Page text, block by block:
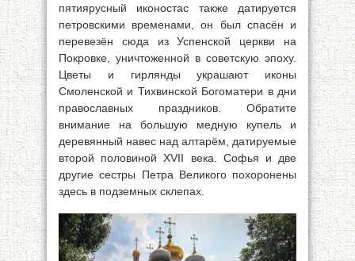
пятиярусный иконостас также датируется
петровскими временами, он был спасён и
перевезён сюда из Успенской церкви на
Покровке, уничтоженной в советскую эпоху.
Цветы и гирлянды украшают иконы
Смоленской и Тихвинской Богоматери в дни
православных праздников. Обратите
внимание на большую медную купель и
деревянный навес над алтарём, датируемые
второй половиной XVII века. Софья и две
другие сестры Петра Великого похоронены
здесь в подземных склепах.